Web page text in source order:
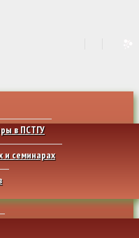
в ПСТГУ
и семинарах